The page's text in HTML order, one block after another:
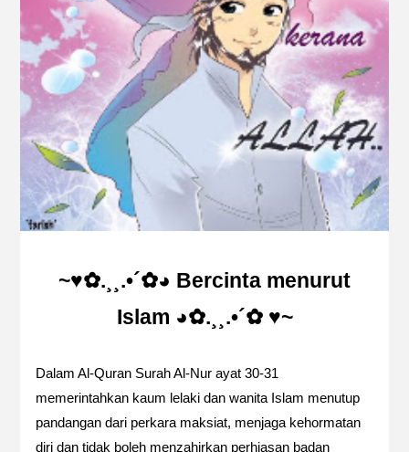
~♥✿. .•´✿◕ Bercinta menurut
Islam ◕✿.¸¸.•´✿ ♥~
Dalam Al-Quran Surah Al-Nur ayat 30-31
memerintahkan kaum lelaki dan wanita Islam menutup
pandangan dari perkara maksiat, menjaga kehormatan
diri dan tidak boleh menzahirkan perhiasan badan